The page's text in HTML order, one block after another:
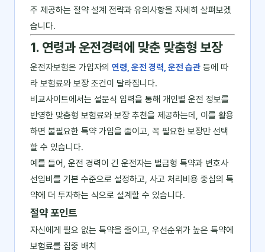
주 제공하는 절약 설계 전략과 유의사항을 자세히 살펴보겠
습니다.
1. 연령과 운전경력에 맞춘 맞춤형 보장
운전자보험은 가입자의 연령, 운전 경력, 운전 습관 등에 따
라 보험료와 보장 조건이 달라집니다.
비교사이트에서는 설문식 입력을 통해 개인별 운전 정보를
반영한 맞춤형 보험료와 보장 추천을 제공하는데, 이를 활용
하면 불필요한 특약 가입을 줄이고, 꼭 필요한 보장만 선택
할 수 있습니다.
예를 들어, 운전 경력이 긴 운전자는 벌금형 특약과 변호사
선임비를 기본 수준으로 설정하고, 사고 처리비용 중심의 특
약에 더 투자하는 식으로 설계할 수 있습니다.
절약 포인트
자신에게 필요 없는 특약을 줄이고, 우선순위가 높은 특약에
보험료를 집중 배치